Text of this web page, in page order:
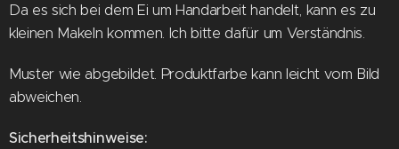
Da es sich bei dem Ei um Handarbeit handelt, kann es zu
kleinen Makeln kommen. Ich bitte dafür um Verständnis.
Muster wie abgebildet. Produktfarbe kann leicht vom Bild
abweichen.
Sicherheitshinweise: